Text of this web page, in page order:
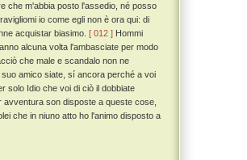
che m'abbia posto l'assedio, né posso
io come egli non è ora qui: di
acquistar biasimo. [ 012 ] Hommi
alcuna volta l'ambasciate per modo
che male e scandalo non ne
amico siate, sí ancora perché a voi
solo Idio che voi di ciò il dobbiate
avventura son disposte a queste cose,
che in niuno atto ho l'animo disposto a